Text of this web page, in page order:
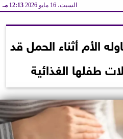
السبت، 16 مايو 2026 12:13 مـ
الأم أثناء الحمل قد
طفلها الغذائية‬